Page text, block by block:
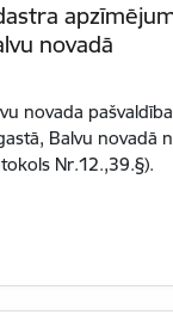
novadā
novada
Balvu novadā
Nr.12.,39.§).